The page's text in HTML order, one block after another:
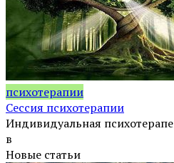
психотерапии
Сессия психотерапии
Индивидуальная
в
Новые статьи